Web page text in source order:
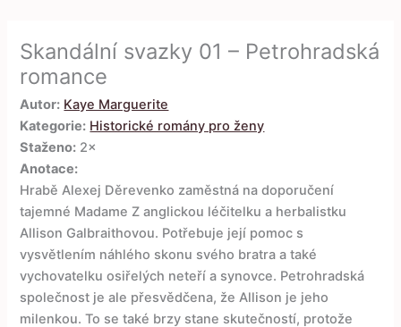
Skandální svazky 01 – Petrohradská
romance
Autor: Kaye Marguerite
Kategorie: Historické romány pro ženy
Staženo: 2×
Anotace:
Hrabě Alexej Děrevenko zaměstná na doporučení
tajemné Madame Z anglickou léčitelku a herbalistku
Allison Galbraithovou. Potřebuje její pomoc s
vysvětlením náhlého skonu svého bratra a také
vychovatelku osiřelých neteří a synovce. Petrohradská
společnost je ale přesvědčena, že Allison je jeho
milenkou. To se také brzy stane skutečností, protože